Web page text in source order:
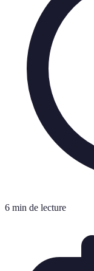
6 min de lecture